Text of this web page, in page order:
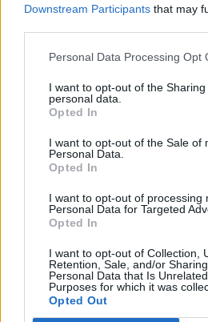
Downstream Participants that may
Personal Data Processing Opt
I want to opt-out of the
personal data.
Opted In
I want to opt-out of the Sale of
Personal Data.
Opted In
I want to opt-out of processing
Personal Data for Targeted
Opted In
I want to opt-out of Collection,
Retention, Sale, and/or
Personal Data that Is
Purposes for which it was
Opted Out
Article précédent
le combat inattendu
contre un mélanome stade